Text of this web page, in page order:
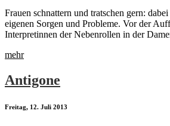
Frauen schnattern und tratschen gern:
eigenen Sorgen und Probleme. Vor der
Interpretinnen der Nebenrollen in der
mehr
Antigone
Freitag, 12. Juli 2013